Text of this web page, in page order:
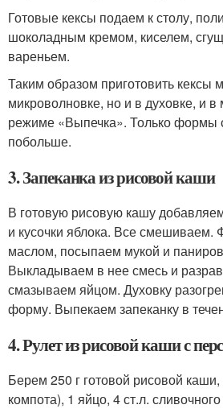
Готовые кексы подаем к столу,
шоколадным кремом, киселем,
вареньем.
Таким образом приготовить кексы
микроволновке, но и в духовке, и в
режиме «Выпечка». Только формы
побольше.
3. Запеканка из рисовой каши
В готовую рисовую кашу
и кусочки яблока. Все
маслом, посыпаем мукой и
Выкладываем в нее смесь и
смазываем яйцом. Духовку
форму. Выпекаем запеканку в
4. Рулет из рисовой каши с
Берем 250 г готовой рисовой
компота), 1 яйцо, 4 ст.л.